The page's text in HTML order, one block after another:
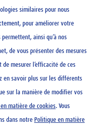
DONNÉES
similaires pour nous
pour améliorer votre
ainsi qu’à nos
de vous présenter des mesures
mesurer l’efficacité de ces
en savoir plus sur les différents
sur la manière de modifier vos
matière de cookies. Vous
dans notre Politique en matière